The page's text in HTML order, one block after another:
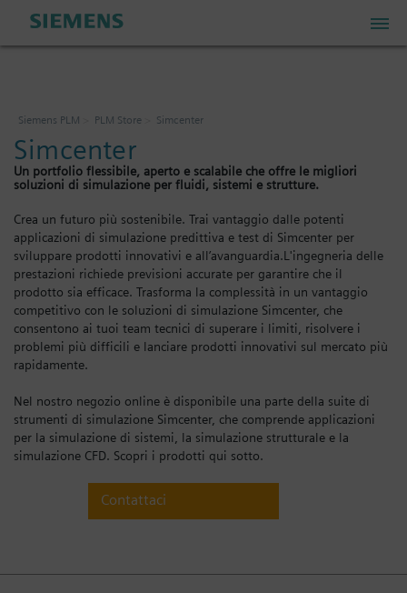
Industrial IoT Store
Industrial Edge Marketplace
Industrial Software Store
Account personale
Registrati
Siemens PLM PLM Store Simcenter
Simcenter
Un portfolio flessibile, aperto e scalabile che offre le migliori
soluzioni di simulazione per fluidi, sistemi e strutture.
Crea un futuro più sostenibile. Trai vantaggio dalle potenti
applicazioni di simulazione predittiva e test di Simcenter per
sviluppare prodotti innovativi e all’avanguardia.L'ingegneria delle
prestazioni richiede previsioni accurate per garantire che il
prodotto sia efficace. Trasforma la complessità in un vantaggio
competitivo con le soluzioni di simulazione Simcenter, che
consentono ai tuoi team tecnici di superare i limiti, risolvere i
problemi più difficili e lanciare prodotti innovativi sul mercato più
rapidamente.
Nel nostro negozio online è disponibile una parte della suite di
strumenti di simulazione Simcenter, che comprende applicazioni
per la simulazione di sistemi, la simulazione strutturale e la
simulazione CFD. Scopri i prodotti qui sotto.
Contattaci